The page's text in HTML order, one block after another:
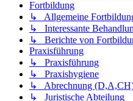
Fortbildung
↳ Allgemeine
↳ Interessante
↳ Berichte von
Praxisführung
↳ Praxisführung
↳ Praxishygiene
↳ Abrechnung
↳ Juristische Abteilung